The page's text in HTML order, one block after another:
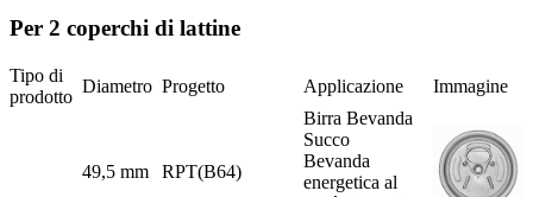
Per 2 coperchi di lattine
Tipo di
prodotto
Diametro Progetto Applicazione Immagine
49,5 mm RPT(B64)
Birra Bevanda
Succo
Bevanda
energetica al